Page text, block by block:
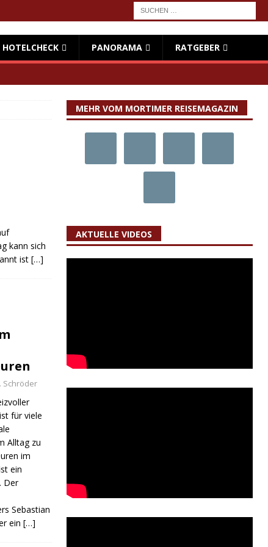
HOTELCHECK PANORAMA RATGEBER
kann sich
ist […]
Schröder
für viele
Alltag zu
im
ein
Der
Sebastian
ein […]
MEHR VOM MORTIMER REISEMAGAZIN
AKTUELLE VIDEOS